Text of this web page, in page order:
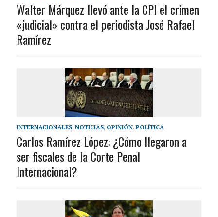
Walter Márquez llevó ante la CPI el crimen
«judicial» contra el periodista José Rafael
Ramírez
INTERNACIONALES, NOTICIAS, OPINIÓN, POLÍTICA
Carlos Ramírez López: ¿Cómo llegaron a
ser fiscales de la Corte Penal
Internacional?